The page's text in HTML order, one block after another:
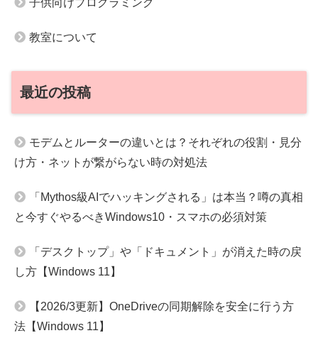
子供向けプログラミング
教室について
最近の投稿
モデムとルーターの違いとは？それぞれの役割・見分
け方・ネットが繋がらない時の対処法
「Mythos級AIでハッキングされる」は本当？噂の真相
と今すぐやるべきWindows10・スマホの必須対策
「デスクトップ」や「ドキュメント」が消えた時の戻
し方【Windows 11】
【2026/3更新】OneDriveの同期解除を安全に行う方
法【Windows 11】